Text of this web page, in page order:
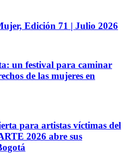
Edición 71 | Julio 2026
un festival para caminar
de las mujeres en
para artistas víctimas del
2026 abre sus